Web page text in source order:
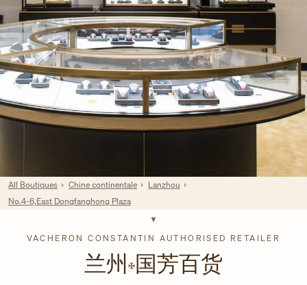
VACHERON CONSTANTIN AUTHORISED RETAILER
兰州 国芳百货
All Boutiques Chine continentale
Lanzhou
No.4-6,East Dongfanghong Plaza